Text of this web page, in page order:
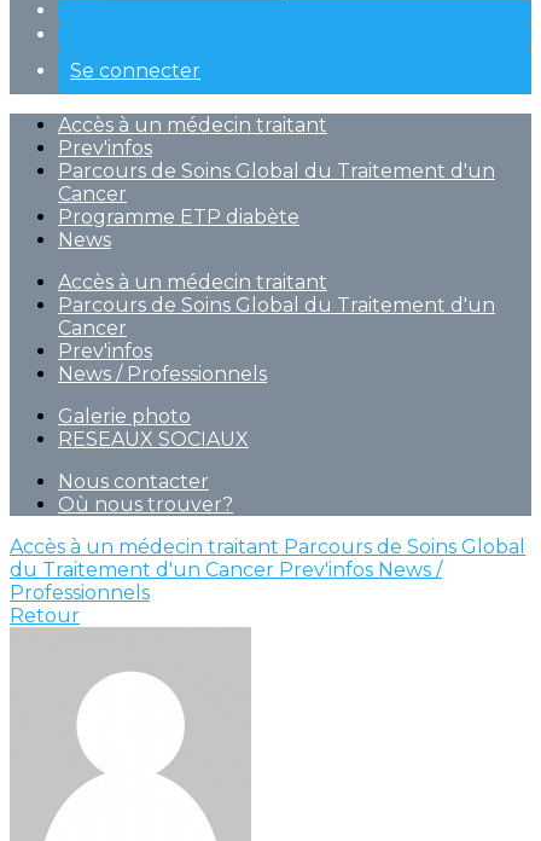
Se connecter
Accès à un médecin traitant
Prev'infos
Parcours de Soins Global du Traitement d'un
Cancer
Programme ETP diabète
News
Accès à un médecin traitant
Parcours de Soins Global du Traitement d'un
Cancer
Prev'infos
News / Professionnels
Galerie photo
RESEAUX SOCIAUX
Nous contacter
Où nous trouver?
Accès à un médecin traitant Parcours de Soins Global
du Traitement d'un Cancer Prev'infos News /
Professionnels
Retour